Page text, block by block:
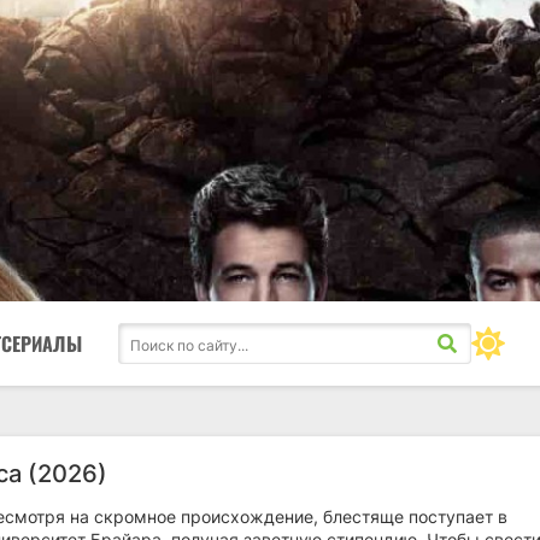
(2026)
на скромное происхождение, блестяще поступает в